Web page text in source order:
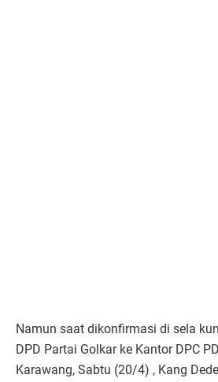
Namun saat dikonfirmasi di sela
DPD Partai Golkar ke Kantor DPC
Karawang, Sabtu (20/4) , Kang